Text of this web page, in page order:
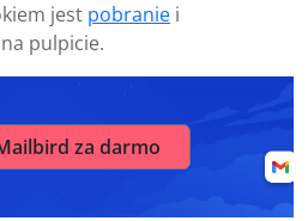
jest pobranie i
pulpicie.
za darmo